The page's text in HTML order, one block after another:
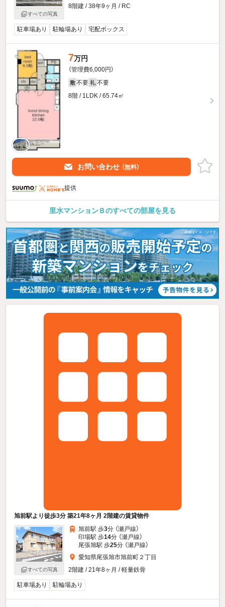
すべての写真
8階建 / 38年9ヶ月 / RC
駐車場あり 駐輪場あり 宅配ボックス
7万円
（管理費6,000円）
敷 不要 礼 不要
8階 / 1LDK / 65.74㎡
お問い合わせ （無料）
提供
里水マンションＢのすべての部屋を見る
旭前駅より徒歩3分 築21年8ヶ月 2階建の賃貸物件
すべての写真
旭前駅 歩3分 （瀬戸線）
印場駅 歩14分 （瀬戸線）
尾張旭駅 歩25分 （瀬戸線）
愛知県尾張旭市旭前町２丁目
2階建 / 21年8ヶ月 / 軽量鉄骨
駐車場あり 駐輪場あり